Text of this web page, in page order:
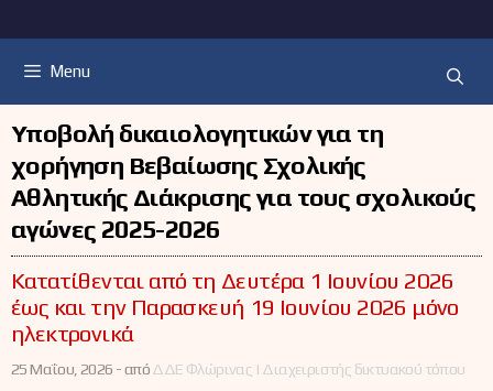
Menu
Υποβολή δικαιολογητικών για τη
χορήγηση Βεβαίωσης Σχολικής
Αθλητικής Διάκρισης για τους σχολικούς
αγώνες 2025-2026
Κατατίθενται από τη Δευτέρα 1 Ιουνίου 2026
έως και την Παρασκευή 19 Ιουνίου 2026 μόνο
ηλεκτρονικά
25 Μαΐου, 2026 -απόΔΔΕ Φλώρινας | Διαχειριστής δικτυακού τόπου